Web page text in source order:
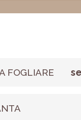
FOGLIARE